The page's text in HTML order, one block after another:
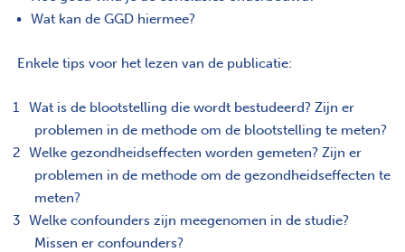
Wat kan de GGD hiermee?
Enkele tips voor het lezen van de publicatie:
Wat is de blootstelling die wordt bestudeerd? Zijn er
problemen in de methode om de blootstelling te meten?
Welke gezondheidseffecten worden gemeten? Zijn er
problemen in de methode om de gezondheidseffecten te
meten?
Welke confounders zijn meegenomen in de studie?
Missen er confounders?